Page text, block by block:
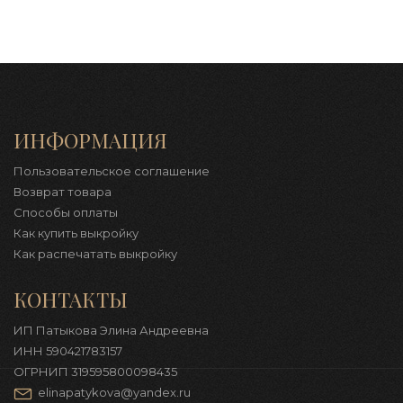
ИНФОРМАЦИЯ
Пользовательское соглашение
Возврат товара
Способы оплаты
Как купить выкройку
Как распечатать выкройку
КОНТАКТЫ
ИП Патыкова Элина Андреевна
ИНН 590421783157
ОГРНИП 319595800098435
elinapatykova@yandex.ru